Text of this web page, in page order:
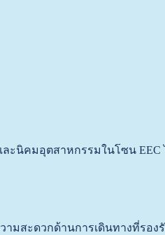
นิคมอุตสาหกรรมในโซน
ามสะดวกด้านการเดินทางที่รอ